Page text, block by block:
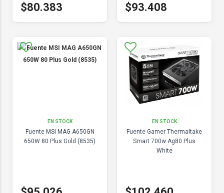
$80.383 $93.408
EN STOCK
Fuente MSI MAG A650GN
650W 80 Plus Gold (8535)
EN STOCK
Fuente Gamer Thermaltake
Smart 700w Ag80 Plus
White